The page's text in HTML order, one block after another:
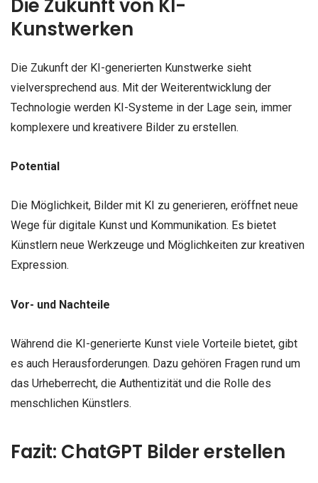
Die Zukunft von KI-
Kunstwerken
Die Zukunft der KI-generierten Kunstwerke sieht
vielversprechend aus. Mit der Weiterentwicklung der
Technologie werden KI-Systeme in der Lage sein, immer
komplexere und kreativere Bilder zu erstellen.
Potential
Die Möglichkeit, Bilder mit KI zu generieren, eröffnet neue
Wege für digitale Kunst und Kommunikation. Es bietet
Künstlern neue Werkzeuge und Möglichkeiten zur kreativen
Expression.
Vor- und Nachteile
Während die KI-generierte Kunst viele Vorteile bietet, gibt
es auch Herausforderungen. Dazu gehören Fragen rund um
das Urheberrecht, die Authentizität und die Rolle des
menschlichen Künstlers.
Fazit: ChatGPT Bilder erstellen